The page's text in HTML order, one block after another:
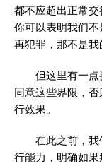
都不应超出正常交
你可以表明我们
再犯罪，那不是我
但这里有一
同意这些界限，
行效果。
在此之前，
行能力，明确如